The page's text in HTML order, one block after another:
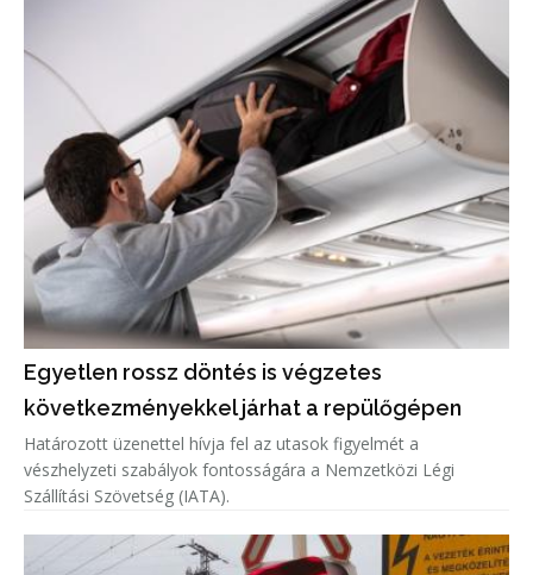
Egyetlen rossz döntés is végzetes
következményekkel járhat a repülőgépen
Határozott üzenettel hívja fel az utasok figyelmét a
vészhelyzeti szabályok fontosságára a Nemzetközi Légi
Szállítási Szövetség (IATA).